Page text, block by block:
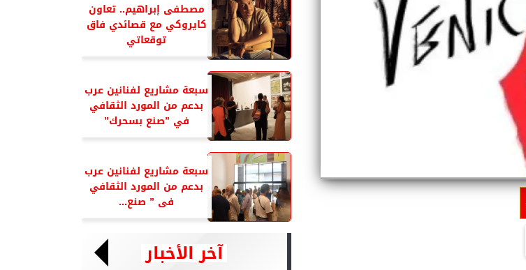
مصطفى إبراهيم.. تعاون
كايروكي مع قصائدي فاق
توقعاتي
سبعة مشاريع لفنانين عرب
بدعم من المورد الثقافي
في ”صنع بسحرك”
سبعة مشاريع لفنانين عرب
بدعم من المورد الثقافي
فى ” صنع...
آخر الأخبار